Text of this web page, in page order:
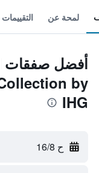
لمحة عن التقييمات
by
IHG
ح 16/8